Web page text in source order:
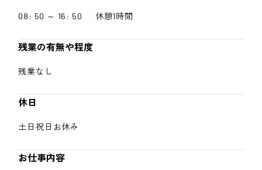
08: 50 ～ 16: 50 休憩1時間
残業の有無や程度
残業なし
休日
土日祝日お休み
お仕事内容